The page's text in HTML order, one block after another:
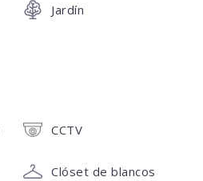
Jardín
CCTV
Clóset de blancos